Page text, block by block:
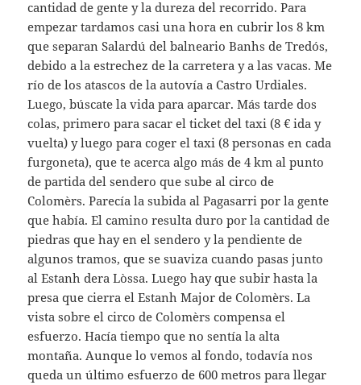
cantidad de gente y la dureza del recorrido. Para
empezar tardamos casi una hora en cubrir los 8 km
que separan Salardú del balneario Banhs de Tredós,
debido a la estrechez de la carretera y a las vacas. Me
río de los atascos de la autovía a Castro Urdiales.
Luego, búscate la vida para aparcar. Más tarde dos
colas, primero para sacar el ticket del taxi (8 € ida y
vuelta) y luego para coger el taxi (8 personas en cada
furgoneta), que te acerca algo más de 4 km al punto
de partida del sendero que sube al circo de
Colomèrs. Parecía la subida al Pagasarri por la gente
que había. El camino resulta duro por la cantidad de
piedras que hay en el sendero y la pendiente de
algunos tramos, que se suaviza cuando pasas junto
al Estanh dera Lòssa. Luego hay que subir hasta la
presa que cierra el Estanh Major de Colomèrs. La
vista sobre el circo de Colomèrs compensa el
esfuerzo. Hacía tiempo que no sentía la alta
montaña. Aunque lo vemos al fondo, todavía nos
queda un último esfuerzo de 600 metros para llegar